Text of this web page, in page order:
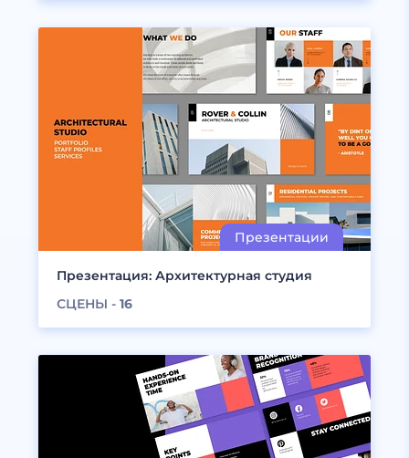
Презентация: Архитектурная студия
СЦЕНЫ - 16